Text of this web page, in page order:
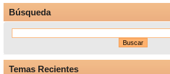
Búsqueda
Temas Recientes